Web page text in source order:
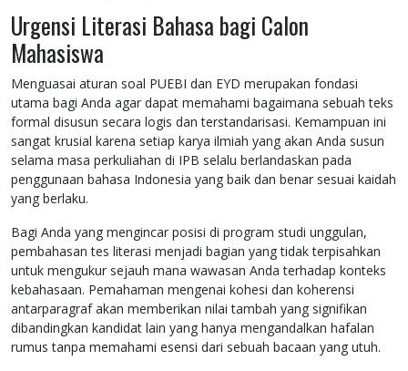
Urgensi Literasi Bahasa bagi Calon
Mahasiswa
Menguasai aturan soal PUEBI dan EYD merupakan fondasi
utama bagi Anda agar dapat memahami bagaimana sebuah teks
formal disusun secara logis dan terstandarisasi. Kemampuan ini
sangat krusial karena setiap karya ilmiah yang akan Anda susun
selama masa perkuliahan di IPB selalu berlandaskan pada
penggunaan bahasa Indonesia yang baik dan benar sesuai kaidah
yang berlaku.
Bagi Anda yang mengincar posisi di program studi unggulan,
pembahasan tes literasi menjadi bagian yang tidak terpisahkan
untuk mengukur sejauh mana wawasan Anda terhadap konteks
kebahasaan. Pemahaman mengenai kohesi dan koherensi
antarparagraf akan memberikan nilai tambah yang signifikan
dibandingkan kandidat lain yang hanya mengandalkan hafalan
rumus tanpa memahami esensi dari sebuah bacaan yang utuh.